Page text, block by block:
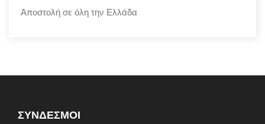
Αποστολή σε όλη την Ελλάδα
ΣΎΝΔΕΣΜΟΙ